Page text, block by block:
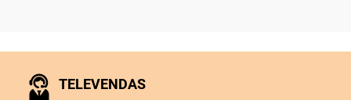
TELEVENDAS